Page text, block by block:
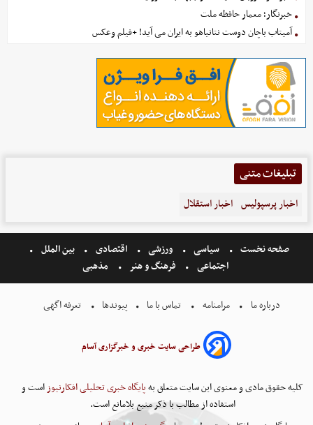
خبرنگار؛ معمار حافظه ملت
آمیتاب باچان دوست نتانیاهو به ایران می آید! +فیلم وعکس
تبلیغات متنی
اخبار پرسپولیس اخبار استقلال
صفحه نخست سیاسی ورزشی اقتصادی
بین الملل
اجتماعی
فرهنگ و هنر مذهبی
درباره ما مرامنامه تماس با ما پیوندها تعرفه اگهی
طراحی سایت خبری و خبرگزاری آسام
کلیه حقوق مادی و معنوی این سایت متعلق بهپایگاه خبری تحلیلی افکارنیوزاست و
استفاده از مطالب با ذکر منبع بلامانع است.